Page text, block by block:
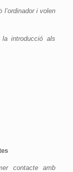
i volen
introducció als
contacte amb